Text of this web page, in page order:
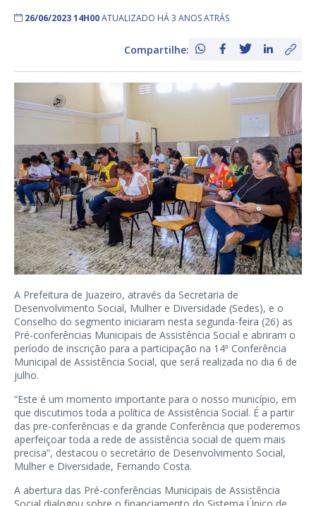
26/06/2023 14H00ATUALIZADO HÁ 3 ANOS ATRÁS
Compartilhe:
A Prefeitura de Juazeiro, através da Secretaria de
Desenvolvimento Social, Mulher e Diversidade (Sedes), e o
Conselho do segmento iniciaram nesta segunda-feira (26) as
Pré-conferências Municipais de Assistência Social e abriram o
período de inscrição para a participação na 14ª Conferência
Municipal de Assistência Social, que será realizada no dia 6 de
julho.
“Este é um momento importante para o nosso município, em
que discutimos toda a política de Assistência Social. É a partir
das pre-conferências e da grande Conferência que poderemos
aperfeiçoar toda a rede de assistência social de quem mais
precisa”, destacou o secretário de Desenvolvimento Social,
Mulher e Diversidade, Fernando Costa.
A abertura das Pré-conferências Municipais de Assistência